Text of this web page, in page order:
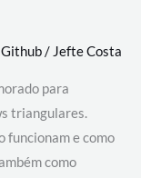
Github/ Jefte Costa
para
triangulares.
funcionam e como
como